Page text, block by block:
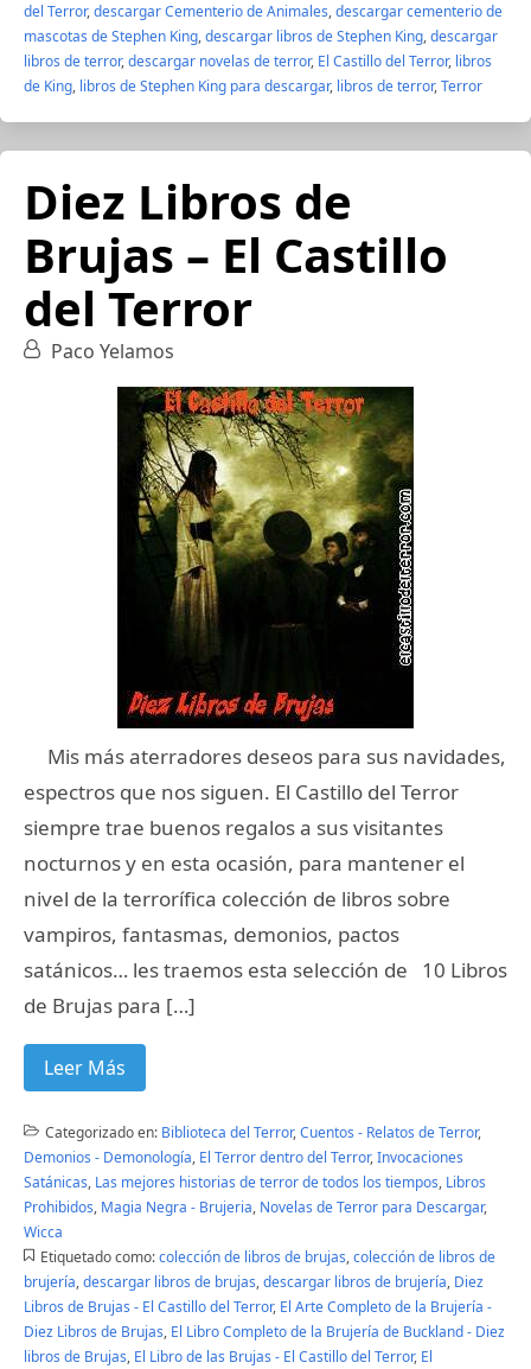
del Terror,descargar Cementerio de Animales,descargar cementerio de
mascotas de Stephen King,descargar libros de Stephen King,descargar
libros de terror,descargar novelas de terror, El Castillo del Terror, libros
de King, libros de Stephen King para descargar, libros de terror,Terror
Diez Libros de
Brujas – El Castillo
del Terror
Paco Yelamos
Mis más aterradores deseos para sus navidades,
espectros que nos siguen. El Castillo del Terror
siempre trae buenos regalos a sus visitantes
nocturnos y en esta ocasión, para mantener el
nivel de la terrorífica colección de libros sobre
vampiros, fantasmas, demonios, pactos
satánicos… les traemos esta selección de 10 Libros
de Brujas para […]
Leer Más
Categorizado en: Biblioteca del Terror,Cuentos - Relatos de Terror,
Demonios - Demonología, El Terror dentro del Terror,Invocaciones
Satánicas, Las mejores historias de terror de todos los tiempos, Libros
Prohibidos, Magia Negra - Brujeria, Novelas de Terror para Descargar,
Wicca
Etiquetado como: colección de libros de brujas,colección de libros de
brujería,descargar libros de brujas,descargar libros de brujería, Diez
Libros de Brujas - El Castillo del Terror, El Arte Completo de la Brujería -
Diez Libros de Brujas, El Libro Completo de la Brujería de Buckland - Diez
libros de Brujas, El Libro de las Brujas - El Castillo del Terror, El